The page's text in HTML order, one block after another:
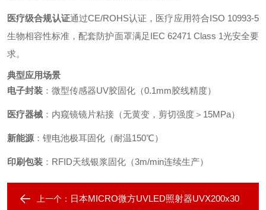
医疗级合规认证通过CE/ROHS认证，医疗应用符合ISO 10993-5
生物相容性标准，配套防护面罩满足IEC 62471 Class 1光安全要
求。
典型应用场景
电子封装 ：微型传感器UV胶固化（0.1mm胶线精度）
医疗器械 ：内窥镜镜片粘接（无黄变，剪切强度＞15MPa）
新能源 ：锂电池极耳固化（耐温150℃）
印刷包装 ：RFID天线银浆固化（3m/min连续生产）
上一个： 日本MICRO微方UVLED照射器UVX200x30